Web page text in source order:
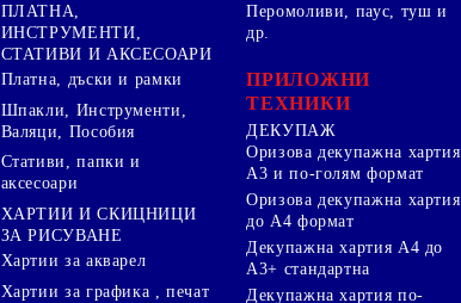
ПЛАТНА,
ИНСТРУМЕНТИ,
СТАТИВИ И АКСЕСОАРИ
Платна, дъски и рамки
Шпакли, Инструменти,
Валяци, Пособия
Стативи, папки и
аксесоари
ХАРТИИ И СКИЦНИЦИ
ЗА РИСУВАНЕ
Хартии за акварел
Хартии за графика , печат
Перомоливи, паус, туш и
др.
ПРИЛОЖНИ
ТЕХНИКИ
ДЕКУПАЖ
Оризова декупажна хартия
А3 и по-голям формат
Оризова декупажна хартия
до А4 формат
Декупажна хартия А4 до
А3+ стандартна
Декупажна хартия по-